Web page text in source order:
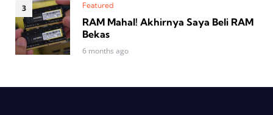
Featured
RAM Mahal! Akhirnya Saya Beli RAM
Bekas
6 months ago